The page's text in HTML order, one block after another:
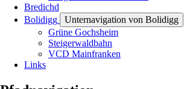
Bredichd
Bolidigg
Unternavigation von Bolidigg
Grüne Gochsheim
Steigerwaldbahn
VCD Mainfranken
Links